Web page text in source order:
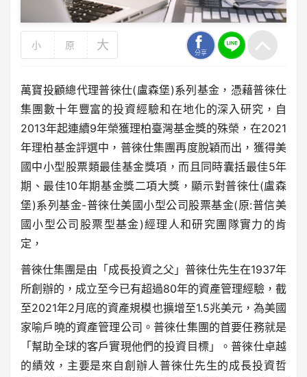
小 原 大 分享
萬寶投顧總代理普徠仕(盧森堡)系列基金，憑藉普徠仕
集團數十年豐富的投資經驗和在地化的深入研究，自
2013年起連續9年榮獲理柏臺灣基金獎的殊榮，在2021
年理柏基金評選中，普徠仕集團再度脫穎而出，獲得美
國中小型股票類最佳基金獎項，而且同時囊括最佳5年
期、最佳10年期基金獎二項大獎，顯示對普徠仕(盧森
堡)系列基金-普徠仕美國小型公司股票基金(原:普信美
國小型公司股票型基金)經理人和研究團隊實力的肯
定，
普徠仕集團是由「成長投資之父」普徠仕先生在1937年
所創辦的，成立至今已有超過80年的資產管理經驗，截
至2021年2月底的資產規模也擴增至1.5兆美元，為美國
家喻戶曉的資產管理公司。普徠仕集團的首要任務就是
「幫助全球的客戶實現他們的投資目標」。普徠仕卓越
的績效，主要是來自創辦人普徠仕先生的成長投資哲